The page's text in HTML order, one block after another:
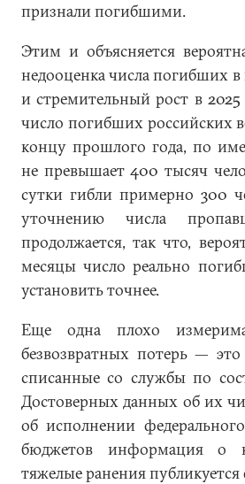
признали погибшими.
Этим и объясняется
недооценка числа погибших
и стремительный рост в
число погибших российских
концу прошлого года, по
не превышает 400 тысяч
сутки гибли примерно 300
уточнению числа
продолжается, так что,
месяцы число реально
установить точнее.
Еще одна плохо
безвозвратных потерь —
списанные со службы по
Достоверных данных об их
об исполнении
бюджетов информация о
тяжелые ранения